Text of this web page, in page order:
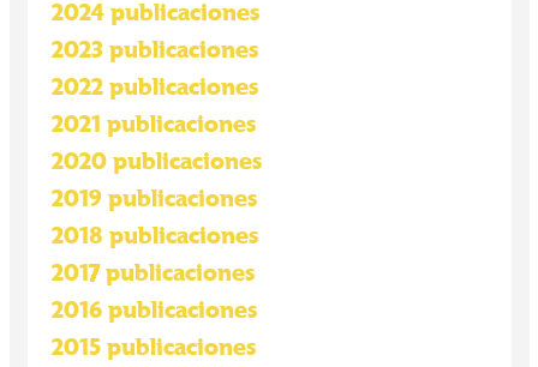
2024 publicaciones
2023 publicaciones
2022 publicaciones
2021 publicaciones
2020 publicaciones
2019 publicaciones
2018 publicaciones
2017 publicaciones
2016 publicaciones
2015 publicaciones